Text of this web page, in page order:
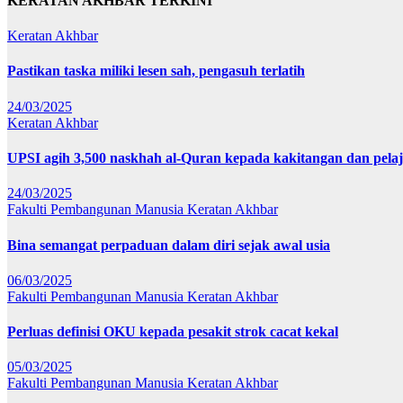
Keratan Akhbar
Pastikan taska miliki lesen sah, pengasuh terlatih
24/03/2025
Keratan Akhbar
UPSI agih 3,500 naskhah al-Quran kepada kakitangan dan
24/03/2025
Fakulti Pembangunan Manusia Keratan Akhbar
Bina semangat perpaduan dalam diri sejak awal usia
06/03/2025
Fakulti Pembangunan Manusia Keratan Akhbar
Perluas definisi OKU kepada pesakit strok cacat kekal
05/03/2025
Fakulti Pembangunan Manusia Keratan Akhbar